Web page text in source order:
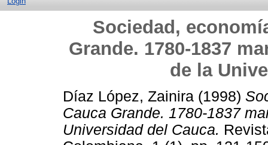
Sociedad,
Grande. 1780-1837
de la
Díaz López, Zainira (1998)
Cauca Grande. 1780-1837
Universidad del Cauca.